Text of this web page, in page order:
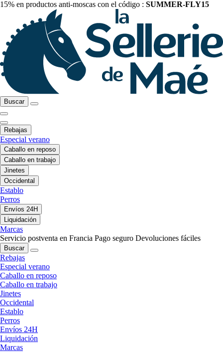
15% en productos anti-moscas con el código : SUMMER-FLY15
Buscar
Rebajas
Especial verano
Caballo en reposo
Caballo en trabajo
Jinetes
Occidental
Establo
Perros
Envíos 24H
Liquidación
Marcas
Servicio postventa en Francia Pago seguro Devoluciones fáciles
Buscar
Rebajas
Especial verano
Caballo en reposo
Caballo en trabajo
Jinetes
Occidental
Establo
Perros
Envíos 24H
Liquidación
Marcas